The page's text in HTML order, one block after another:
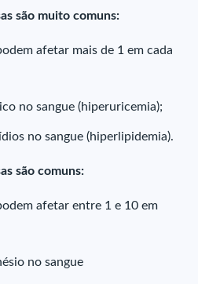
são muito comuns:
afetar mais de 1 em cada
no sangue (hiperuricemia);
no sangue (hiperlipidemia).
são comuns:
afetar entre 1 e 10 em
no sangue